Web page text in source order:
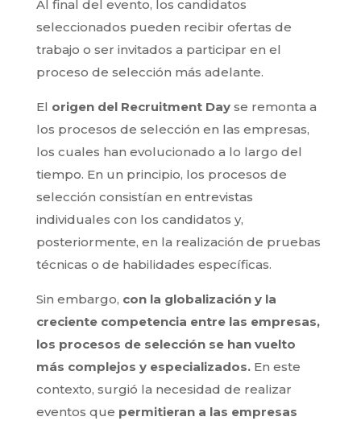
Al final del evento, los candidatos
seleccionados pueden recibir ofertas de
trabajo o ser invitados a participar en el
proceso de selección más adelante.
El origen del Recruitment Dayse remonta a
los procesos de selección en las empresas,
los cuales han evolucionado a lo largo del
tiempo. En un principio, los procesos de
selección consistían en entrevistas
individuales con los candidatos y,
posteriormente, en la realización de pruebas
técnicas o de habilidades específicas.
Sin embargo, con la globalización y la
creciente competencia entre las empresas,
los procesos de selección se han vuelto
más complejos y especializados.En este
contexto, surgió la necesidad de realizar
eventos que permitieran a las empresas